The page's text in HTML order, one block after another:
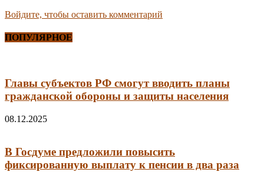
Войдите, чтобы оставить комментарий
ПОПУЛЯРНОЕ
Главы субъектов РФ смогут вводить планы
гражданской обороны и защиты населения
08.12.2025
В Госдуме предложили повысить
фиксированную выплату к пенсии в два раза